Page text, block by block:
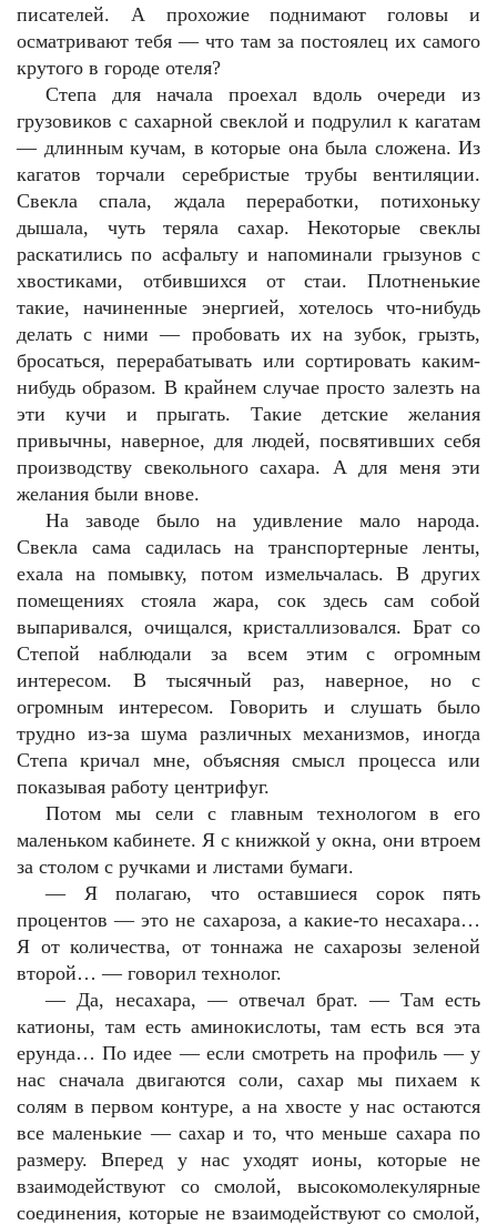
писателей. А прохожие поднимают головы и
осматривают тебя — что там за постоялец их самого
крутого в городе отеля?
Степа для начала проехал вдоль очереди из
грузовиков с сахарной свеклой и подрулил к кагатам
— длинным кучам, в которые она была сложена. Из
кагатов торчали серебристые трубы вентиляции.
Свекла спала, ждала переработки, потихоньку
дышала, чуть теряла сахар. Некоторые свеклы
раскатились по асфальту и напоминали грызунов с
хвостиками, отбившихся от стаи. Плотненькие
такие, начиненные энергией, хотелось что-нибудь
делать с ними — пробовать их на зубок, грызть,
бросаться, перерабатывать или сортировать каким-
нибудь образом. В крайнем случае просто залезть на
эти кучи и прыгать. Такие детские желания
привычны, наверное, для людей, посвятивших себя
производству свекольного сахара. А для меня эти
желания были внове.
На заводе было на удивление мало народа.
Свекла сама садилась на транспортерные ленты,
ехала на помывку, потом измельчалась. В других
помещениях стояла жара, сок здесь сам собой
выпаривался, очищался, кристаллизовался. Брат со
Степой наблюдали за всем этим с огромным
интересом. В тысячный раз, наверное, но с
огромным интересом. Говорить и слушать было
трудно из-за шума различных механизмов, иногда
Степа кричал мне, объясняя смысл процесса или
показывая работу центрифуг.
Потом мы сели с главным технологом в его
маленьком кабинете. Я с книжкой у окна, они втроем
за столом с ручками и листами бумаги.
— Я полагаю, что оставшиеся сорок пять
процентов — это не сахароза, а какие-то несахара…
Я от количества, от тоннажа не сахарозы зеленой
второй… — говорил технолог.
—Да, несахара, — отвечал брат. — Там есть
катионы, там есть аминокислоты, там есть вся эта
ерунда… По идее — если смотреть на профиль — у
нас сначала двигаются соли, сахар мы пихаем к
солям в первом контуре, а на хвосте у нас остаются
все маленькие — сахар и то, что меньше сахара по
размеру. Вперед у нас уходят ионы, которые не
взаимодействуют со смолой, высокомолекулярные
соединения, которые не взаимодействуют со смолой,